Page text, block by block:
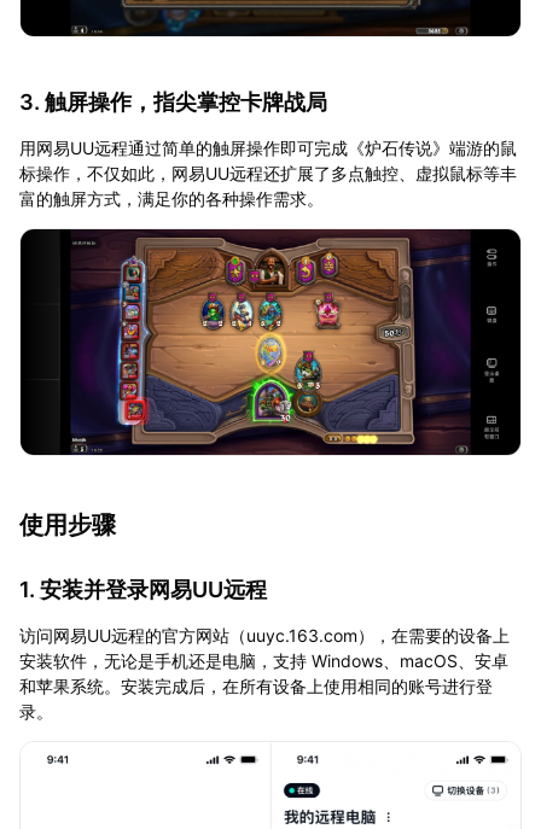
3. 触屏操作，指尖掌控卡牌战局
用网易UU远程通过简单的触屏操作即可完成《炉石传说》端游的鼠
标操作，不仅如此，网易UU远程还扩展了多点触控、虚拟鼠标等丰
富的触屏方式，满足你的各种操作需求。
使用步骤
1. 安装并登录网易UU远程
访问网易UU远程的官方网站（uuyc.163.com），在需要的设备上
安装软件，无论是手机还是电脑，支持 Windows、macOS、安卓
和苹果系统。安装完成后，在所有设备上使用相同的账号进行登
录。